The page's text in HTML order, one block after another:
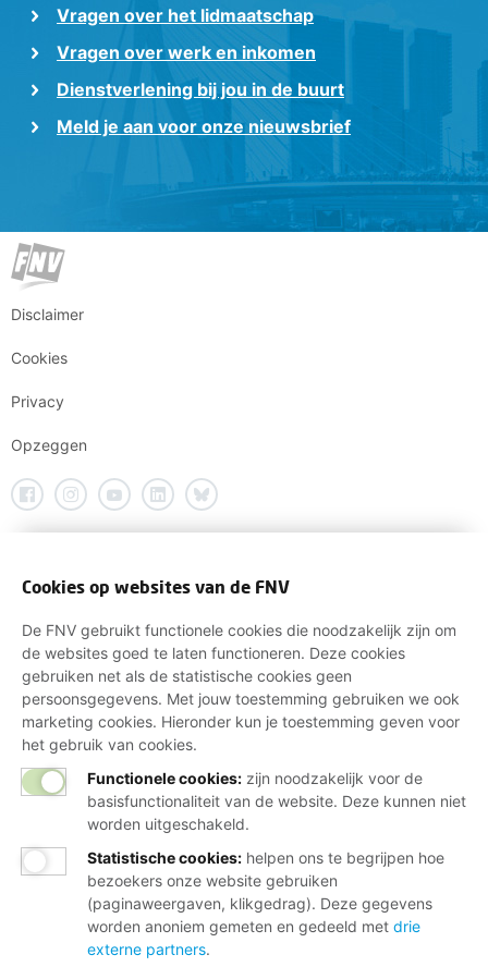
Vragen over het lidmaatschap
Vragen over werk en inkomen
Dienstverlening bij jou in de buurt
Meld je aan voor onze nieuwsbrief
Disclaimer
Cookies
Privacy
Opzeggen
Cookies op websites van de FNV
De FNV gebruikt functionele cookies die noodzakelijk zijn om
de websites goed te laten functioneren. Deze cookies
gebruiken net als de statistische cookies geen
persoonsgegevens. Met jouw toestemming gebruiken we ook
marketing cookies. Hieronder kun je toestemming geven voor
het gebruik van cookies.
Functionele cookies: zijn noodzakelijk voor de
basisfunctionaliteit van de website. Deze kunnen niet
worden uitgeschakeld.
Statistische cookies: helpen ons te begrijpen hoe
bezoekers onze website gebruiken
(paginaweergaven, klikgedrag). Deze gegevens
worden anoniem gemeten en gedeeld met drie
externe partners.